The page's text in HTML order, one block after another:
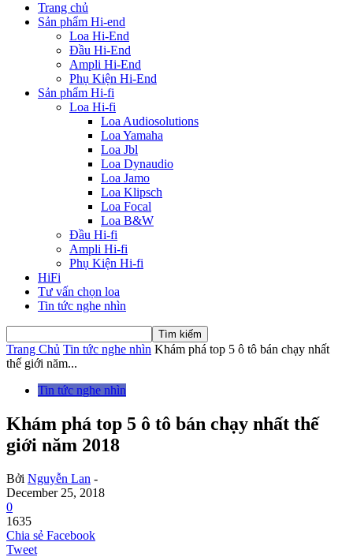
Trang chủ
Sản phẩm Hi-end
Loa Hi-End
Đầu Hi-End
Ampli Hi-End
Phụ Kiện Hi-End
Sản phẩm Hi-fi
Loa Hi-fi
Loa Audiosolutions
Loa Yamaha
Loa Jbl
Loa Dynaudio
Loa Jamo
Loa Klipsch
Loa Focal
Loa B&W
Đầu Hi-fi
Ampli Hi-fi
Phụ Kiện Hi-fi
HiFi
Tư vấn chọn loa
Tin tức nghe nhìn
Trang Chủ Tin tức nghe nhìn Khám phá top 5 ô tô bán chạy nhất
thế giới năm...
Tin tức nghe nhìn
Khám phá top 5 ô tô bán chạy nhất thế
giới năm 2018
Bởi Nguyễn Lan -
December 25, 2018
0
1635
Chia sẻ Facebook
Tweet